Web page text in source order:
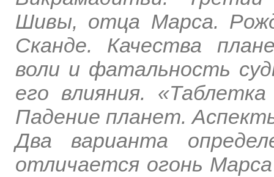
Шивы, отца Марса.
Сканде. Качества
воли и фатальность
его влияния.
Падение планет.
Два варианта
отличается огонь